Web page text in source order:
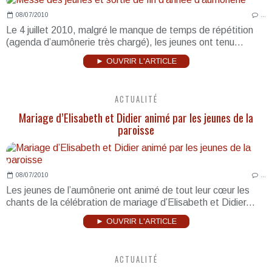
08/07/2010
Le 4 juillet 2010, malgré le manque de temps de répétition
(agenda d’aumônerie très chargé), les jeunes ont tenu...
► OUVRIR L'ARTICLE
ACTUALITÉ
Mariage d’Elisabeth et Didier animé par les jeunes de la
paroisse
08/07/2010
Les jeunes de l’aumônerie ont animé de tout leur cœur les
chants de la célébration de mariage d’Elisabeth et Didier...
► OUVRIR L'ARTICLE
ACTUALITÉ